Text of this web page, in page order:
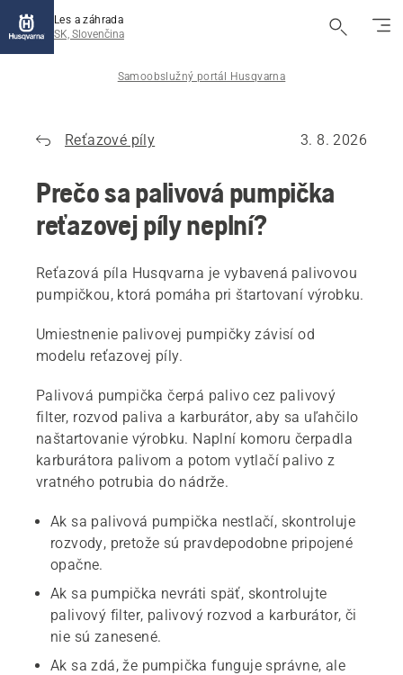
Les a záhrada
SK, Slovenčina
Samoobslužný portál Husqvarna
Reťazové píly 3. 8. 2026
Prečo sa palivová pumpička
reťazovej píly neplní?
Reťazová píla Husqvarna je vybavená palivovou
pumpičkou, ktorá pomáha pri štartovaní výrobku.
Umiestnenie palivovej pumpičky závisí od
modelu reťazovej píly.
Palivová pumpička čerpá palivo cez palivový
filter, rozvod paliva a karburátor, aby sa uľahčilo
naštartovanie výrobku. Naplní komoru čerpadla
karburátora palivom a potom vytlačí palivo z
vratného potrubia do nádrže.
Ak sa palivová pumpička nestlačí, skontroluje
rozvody, pretože sú pravdepodobne pripojené
opačne.
Ak sa pumpička nevráti späť, skontrolujte
palivový filter, palivový rozvod a karburátor, či
nie sú zanesené.
Ak sa zdá, že pumpička funguje správne, ale